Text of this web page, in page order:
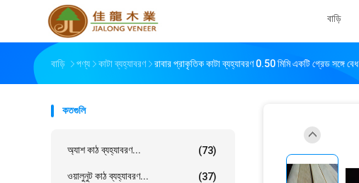
বাড়ি
বাড়ি পণ্য কাটা ব্যহ্যাবরণ রাবার প্রাকৃতিক কাটা ব্যহ্যাবরণ 0.50 মিমি একটি গ্রেড সঙ্গে বেধ
কতগুলি
অ্যাশ কাঠ ব্যহ্যাবরণ... (73)
ওয়ালুনুট কাঠ ব্যহ্যাবরণ... (37)